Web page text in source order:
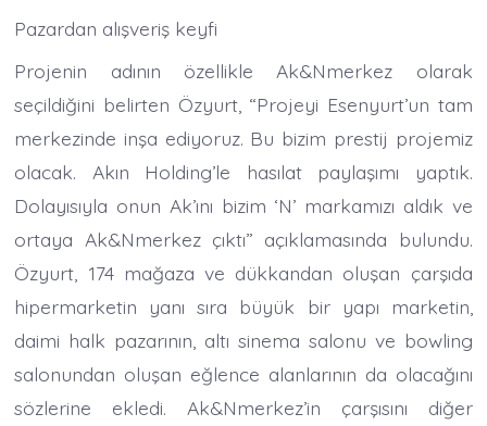
Pazardan alışveriş keyfi
Projenin adının özellikle Ak&Nmerkez olarak
seçildiğini belirten Özyurt, “Projeyi Esenyurt’un tam
merkezinde inşa ediyoruz. Bu bizim prestij projemiz
olacak. Akın Holding’le hasılat paylaşımı yaptık.
Dolayısıyla onun Ak’ını bizim ‘N’ markamızı aldık ve
ortaya Ak&Nmerkez çıktı” açıklamasında bulundu.
Özyurt, 174 mağaza ve dükkandan oluşan çarşıda
hipermarketin yanı sıra büyük bir yapı marketin,
daimi halk pazarının, altı sinema salonu ve bowling
salonundan oluşan eğlence alanlarının da olacağını
sözlerine ekledi. Ak&Nmerkez’in çarşısını diğer